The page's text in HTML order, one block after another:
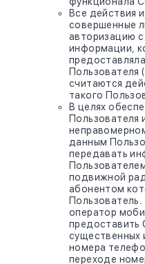
Все действия
совершенные
авторизацию
информации,
Пользователя
считаются
такого
В целях
Пользователя
данным
передавать
подвижной
абонентом
оператор
предоставить
существенных
номера
переходе